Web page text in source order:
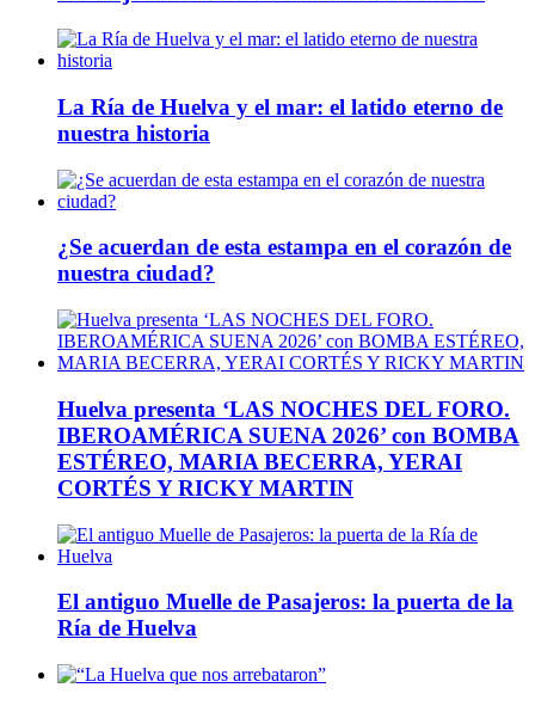
La Ría de Huelva y el mar: el latido eterno de
nuestra historia
¿Se acuerdan de esta estampa en el corazón de
nuestra ciudad?
Huelva presenta ‘LAS NOCHES DEL FORO.
IBEROAMÉRICA SUENA 2026’ con BOMBA
ESTÉREO, MARIA BECERRA, YERAI
CORTÉS Y RICKY MARTIN
El antiguo Muelle de Pasajeros: la puerta de la
Ría de Huelva